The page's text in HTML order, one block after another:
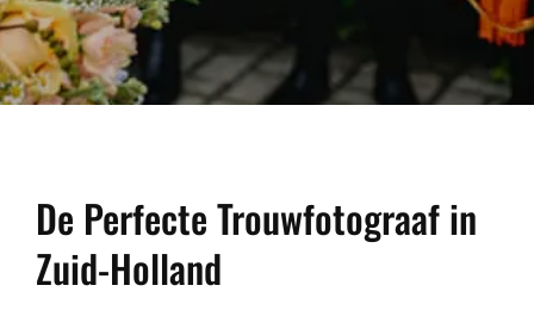
De Perfecte Trouwfotograaf in
Zuid-Holland